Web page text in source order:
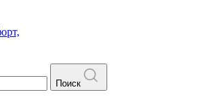
Поиск